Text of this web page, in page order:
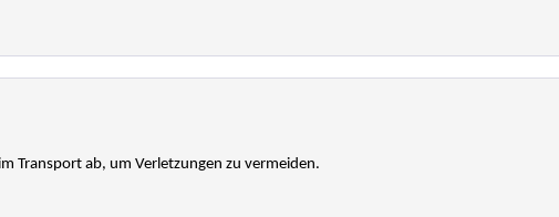
Transport ab, um Verletzungen zu vermeiden.